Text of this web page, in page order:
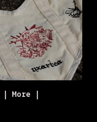
| More |